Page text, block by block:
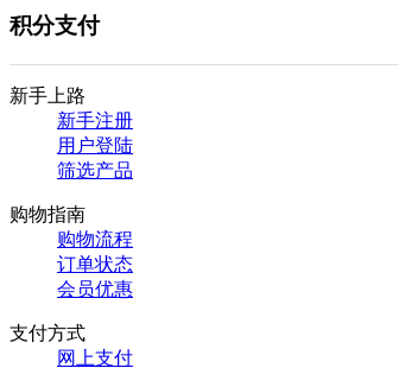
积分支付
新手上路
新手注册
用户登陆
筛选产品
购物指南
购物流程
订单状态
会员优惠
支付方式
网上支付